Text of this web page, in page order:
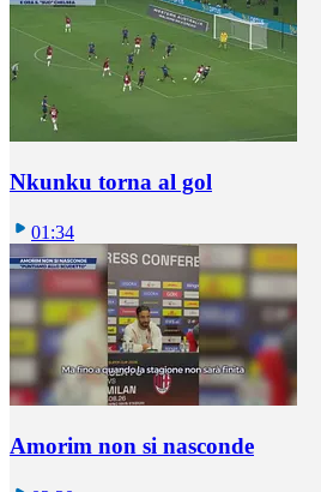
Nkunku torna al gol
01:34
Amorim non si nasconde